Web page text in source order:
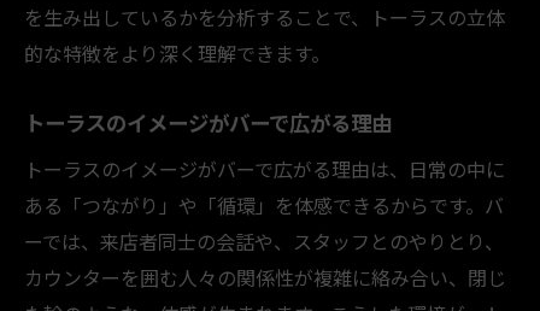
を生み出しているかを分析することで、トーラスの立体
的な特徴をより深く理解できます。
トーラスのイメージがバーで広がる理由
トーラスのイメージがバーで広がる理由は、日常の中に
ある「つながり」や「循環」を体感できるからです。バ
ーでは、来店者同士の会話や、スタッフとのやりとり、
カウンターを囲む人々の関係性が複雑に絡み合い、閉じ